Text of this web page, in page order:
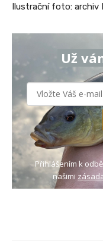
Ilustrační foto: archiv
Už
Přihlášením k
našimi